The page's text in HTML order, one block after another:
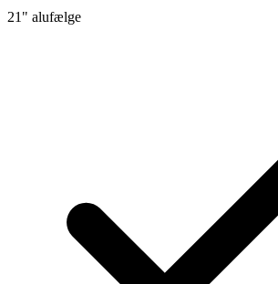
21" alufælge